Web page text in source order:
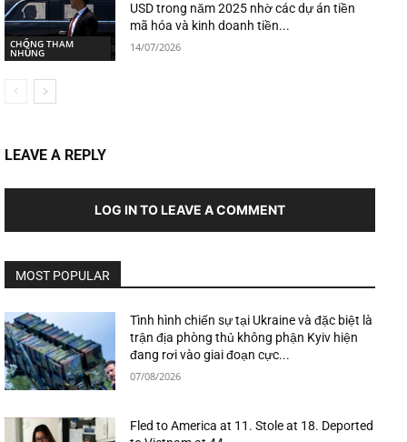
CHỐNG THAM
NHŨNG
USD trong năm 2025 nhờ các dự án tiền
mã hóa và kinh doanh tiền...
14/07/2026
LEAVE A REPLY
LOG IN TO LEAVE A COMMENT
MOST POPULAR
Tình hình chiến sự tại Ukraine và đặc biệt là
trận địa phòng thủ không phận Kyiv hiện
đang rơi vào giai đoạn cực...
07/08/2026
Fled to America at 11. Stole at 18. Deported